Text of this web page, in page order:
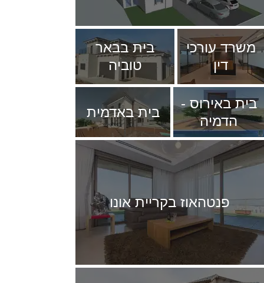
משרד עורכי
דין
בית בבאר
טוביה
בית באירוס -
הדמיה
בית באדמית
פנטהאוז בקריית אונו